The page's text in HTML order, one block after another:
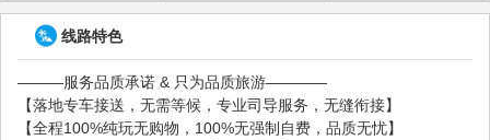
线路特色
———服务品质承诺 & 只为品质旅游————
【落地专车接送，无需等候，专业司导服务，无缝衔接】
【全程100%纯玩无购物，100%无强制自费，品质无忧】